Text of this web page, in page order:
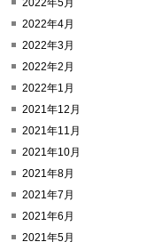
2022年4月
2022年3月
2022年2月
2022年1月
2021年12月
2021年11月
2021年10月
2021年8月
2021年7月
2021年6月
2021年5月